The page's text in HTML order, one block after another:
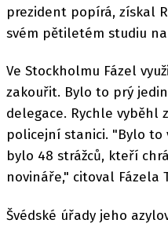
prezident popírá, získal
svém pětiletém studiu
Ve Stockholmu Fázel
zakouřit. Bylo to prý
delegace. Rychle
policejní stanici. "Bylo
bylo 48 strážců, kteří
novináře," citoval Fázela
Švédské úřady jeho